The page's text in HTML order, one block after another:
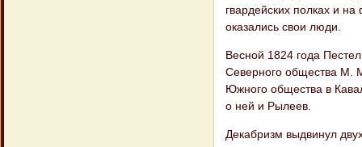
гвардейских полках и
оказались свои люди.
Весной 1824 года
Северного общества М.
Южного общества в
о ней и Рылеев.
Декабризм выдвинул